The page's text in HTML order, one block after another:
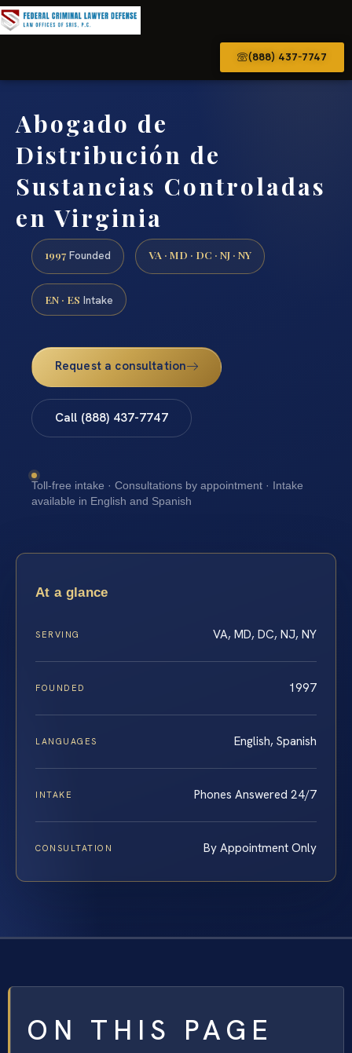
(888) 437-7747
Abogado de
Distribución de
Sustancias Controladas
en Virginia
1997 Founded VA · MD · DC · NJ · NY
EN · ES Intake
Request a consultation
Call (888) 437-7747
Toll-free intake · Consultations by appointment · Intake
available in English and Spanish
At a glance
SERVING VA, MD, DC, NJ, NY
FOUNDED 1997
LANGUAGES English, Spanish
INTAKE Phones Answered 24/7
CONSULTATION By Appointment Only
ON THIS PAGE